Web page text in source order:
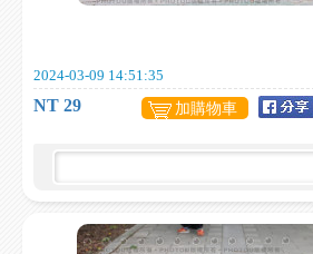
2024-03-09 14:51:35
NT 29 加購物車